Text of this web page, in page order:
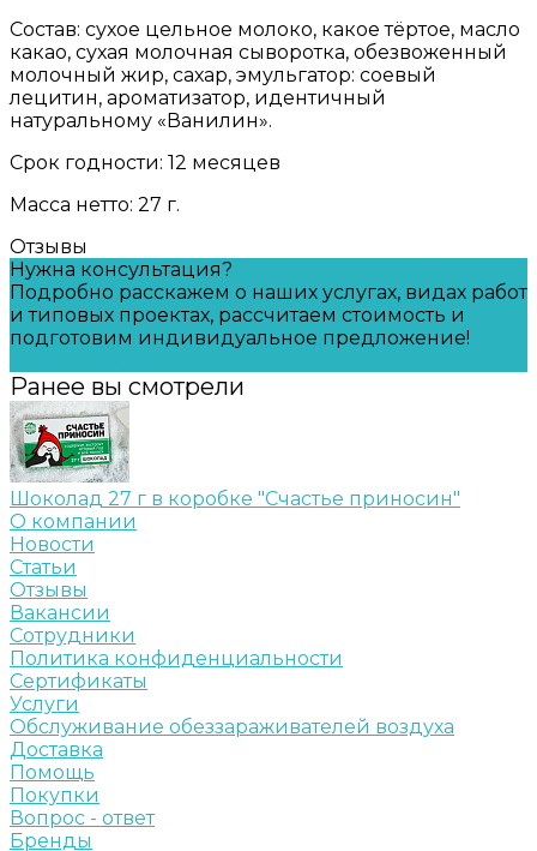
Состав: сухое цельное молоко, какое тёртое, масло
какао, сухая молочная сыворотка, обезвоженный
молочный жир, сахар, эмульгатор: соевый
лецитин, ароматизатор, идентичный
натуральному «Ванилин».
Срок годности: 12 месяцев
Масса нетто: 27 г.
Отзывы
Нужна консультация?
Подробно расскажем о наших услугах, видах работ
и типовых проектах, рассчитаем стоимость и
подготовим индивидуальное предложение!
Ранее вы смотрели
Шоколад 27 г в коробке "Счастье приносин"
О компании
Новости
Статьи
Отзывы
Вакансии
Сотрудники
Политика конфиденциальности
Сертификаты
Услуги
Обслуживание обеззараживателей воздуха
Доставка
Помощь
Покупки
Вопрос - ответ
Бренды